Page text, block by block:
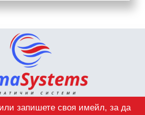
запишете своя имейл, за да